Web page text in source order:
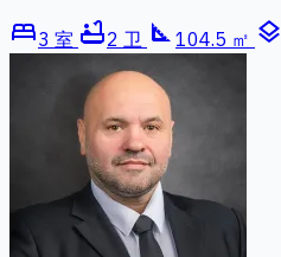
bed3 室 bathtub2 卫 square_foot 104.5 ㎡ layers